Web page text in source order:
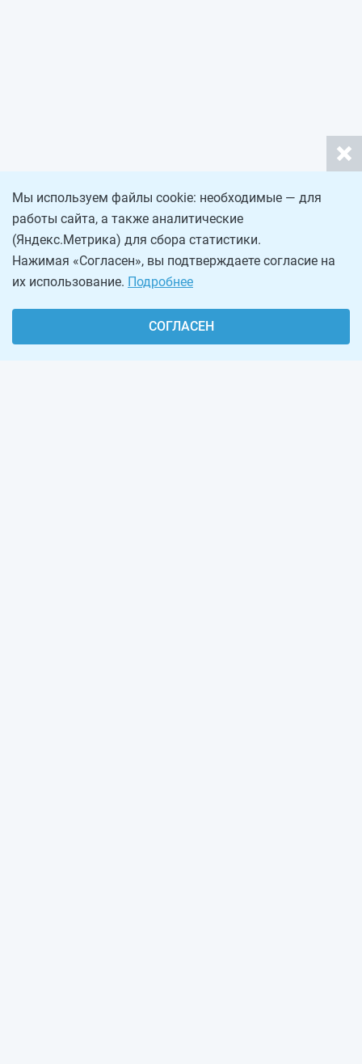
Мы используем файлы cookie: необходимые — для
работы сайта, а также аналитические
(Яндекс.Метрика) для сбора статистики.
Нажимая «Согласен», вы подтверждаете согласие на
их использование. Подробнее
СОГЛАСЕН